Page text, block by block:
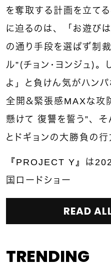
を奪取する計画を立て
に迫るのは、「お遊び
の通り手段を選ばず制
ル”（チョン・ヨンジュ）
よ」と負けん気がハン
全開＆緊張感MAXな攻
懸けて 復讐を誓う”、
とドギョンの大勝負の
『PROJECT Y』は
国ロードショー
READ
TRENDING